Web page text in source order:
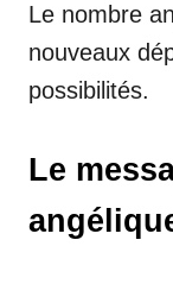
Le nombre
nouveaux
possibilités.
Le